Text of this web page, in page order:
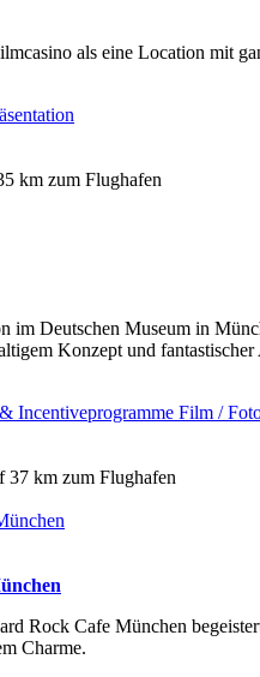
als eine Location mit
km zum Flughafen
im Deutschen Museum in
Konzept und fantastischer
Incentiveprogramme Film /
37 km zum Flughafen
Rock Cafe München
Charme.